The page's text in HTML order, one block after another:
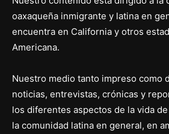
oaxaqueña inmigrante y latina en
encuentra en California y otros
Americana.
Nuestro medio tanto impreso como
noticias, entrevistas, crónicas y
los diferentes aspectos de la vida
la comunidad latina en general, en